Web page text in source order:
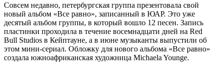
Совсем недавно, петербургская группа презентовала свой
новый альбом «Все равно», записанный в ЮАР. Это уже
десятый альбом группы, в который вошло 12 песен. Запись
пластинки проходила в течение восемнадцати дней на Red
Bull Studios в Кейптауне, а в июне музыканты выпустили об
этом мини-сериал. Обложку для нового альбома «Все равно»
создала южноафриканская художница Michaela Younge.